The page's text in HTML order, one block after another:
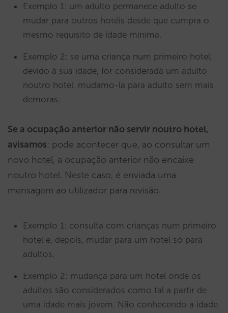
Exemplo 1: um adulto permanece adulto se
mudar para outros hotéis desde que cumpra o
mesmo requisito de idade mínima.
Exemplo 2: se uma criança num primeiro hotel,
devido à sua idade, for considerada um adulto
noutro hotel, mudamo-la para adulto sem mais
demoras.
Se a ocupação anterior não servir noutro hotel,
avisamos: pode acontecer que, ao consultar um
novo hotel, a ocupação anterior não encaixe
noutro hotel. Neste caso, é enviada uma
mensagem ao utilizador para revisão.
Exemplo 1: consulta com crianças num primeiro
hotel e, depois, mudar para um hotel só para
adultos.
Exemplo 2: mudança para um hotel onde os
adultos são considerados como tal a partir de
uma idade mais jovem. Não conhecendo a idade